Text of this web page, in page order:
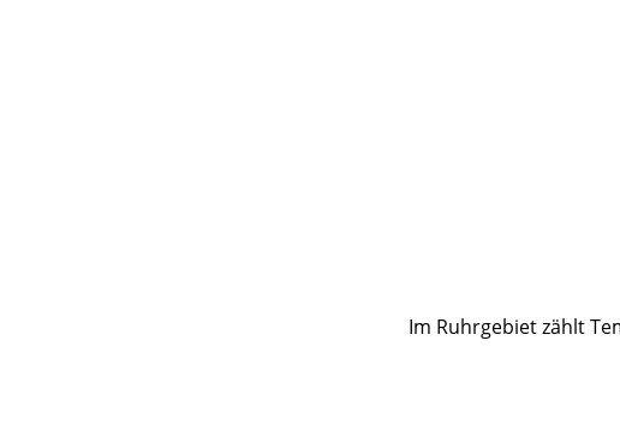
Im Ruhrgebiet zählt